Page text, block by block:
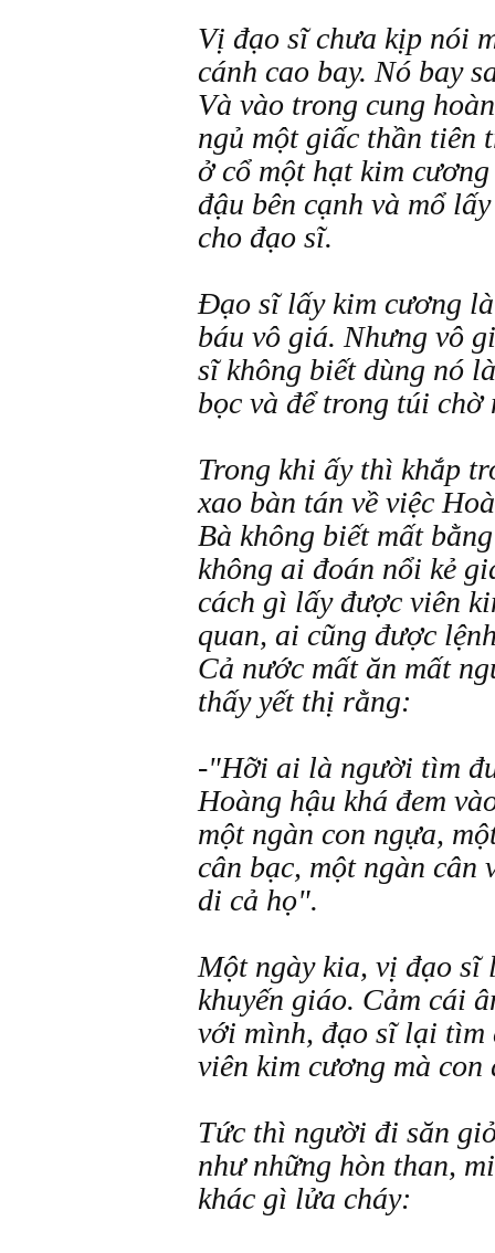
Vị đạo sĩ chưa kịp nói
cánh cao bay. Nó bay
Và vào trong cung
ngủ một giấc thần tiên
ở cổ một hạt kim
đậu bên cạnh và mổ
cho đạo sĩ.
Đạo sĩ lấy kim cương
báu vô giá. Nhưng vô
sĩ không biết dùng nó
bọc và để trong túi chờ
Trong khi ấy thì khắp
xao bàn tán về việc
Bà không biết mất
không ai đoán nổi kẻ
cách gì lấy được viên
quan, ai cũng được
Cả nước mất ăn mất
thấy yết thị rằng:
-"Hỡi ai là người tìm
Hoàng hậu khá đem
một ngàn con ngựa,
cân bạc, một ngàn
di cả họ".
Một ngày kia, vị đạo sĩ
khuyến giáo. Cảm cái
với mình, đạo sĩ lại tìm
viên kim cương mà
Tức thì người đi săn
như những hòn than,
khác gì lửa cháy: